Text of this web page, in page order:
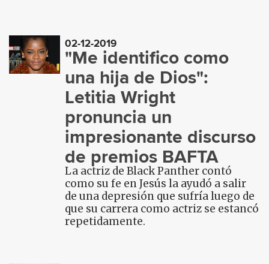
02-12-2019
"Me identifico como
una hija de Dios":
Letitia Wright
pronuncia un
impresionante discurso
de premios BAFTA
La actriz de Black Panther contó
como su fe en Jesús la ayudó a salir
de una depresión que sufría luego de
que su carrera como actriz se estancó
repetidamente.